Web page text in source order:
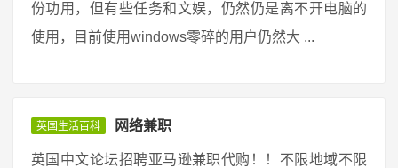
份功用，但有些任务和文娱，仍然仍是离不开电脑的
使用，目前使用windows零碎的用户仍然大 ...
英国生活百科 网络兼职
英国中文论坛招聘亚马逊兼职代购！！不限地域不限